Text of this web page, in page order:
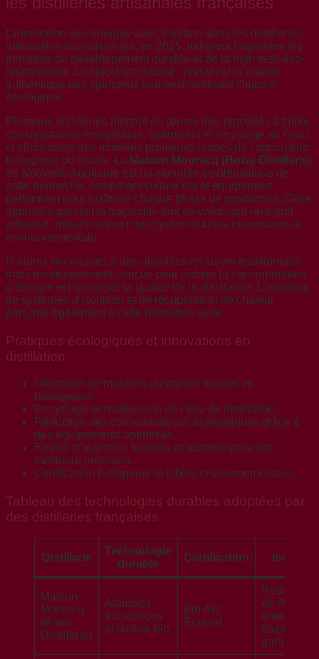
L’innovation se conjugue avec tradition dans les distilleries
artisanales françaises qui, en 2025, intègrent largement les
principes du développement durable et de la high-tech éco-
responsable. L’objectif est double : préserver la qualité
authentique des spiritueux tout en minimisant l’impact
écologique.
Plusieurs distilleries mettent en œuvre des procédés à faible
consommation énergétique, optimisent le recyclage de l’eau
et choisissent des matières premières issues de l’agriculture
biologique ou locale. La Maison Mounicq (Bows Distillerie)
en Nouvelle-Aquitaine est un exemple emblématique de
cette démarche, combinant culture bio et équipement
performant pour maîtriser chaque phase de production. Cette
approche garantit la traçabilité tout en valorisant un esprit
artisanal, mêlant respect des cycles naturels et conscience
environnementale.
D’autres ont recours à des alambics en cuivre traditionnels
mais minutieusement conçus pour réduire la consommation
d’énergie et maximiser la qualité de la distillation. L’adoption
de systèmes d’isolation et de récupération de chaleur
participe également à cette révolution verte.
Pratiques écologiques et innovations en
distillation
Utilisation de matières premières locales et
biologiques.
Recyclage et réutilisation de l’eau de distillation.
Réduction des consommations énergétiques grâce à
des équipements optimisés.
Emploi d’alambics rénovés et adaptés pour une
meilleure précision.
Certification biologique et labels environnementaux.
Tableau des technologies durables adoptées par
des distilleries françaises
Distillerie
Technologie
durable
Certification Impact
Maison
Mounicq
(Bows
Distillerie)
Alambics
éco-conçus
et culture bio
Bio AB,
Écocert
Réduction
de 30%
énergie,
traçabilité
garantie